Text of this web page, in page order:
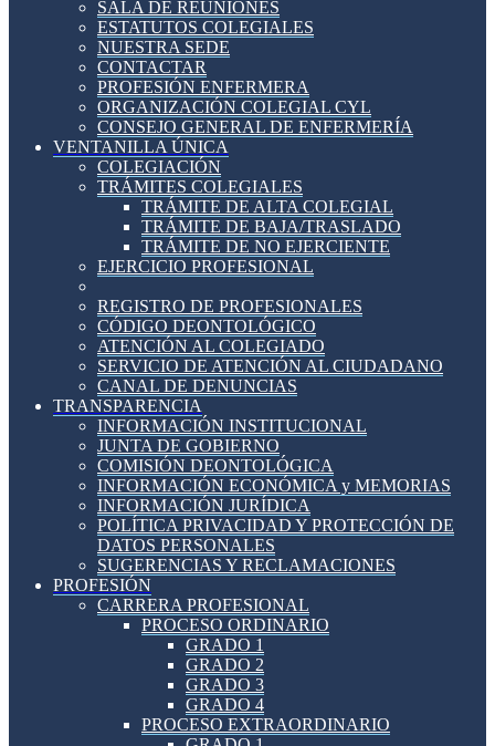
SALA DE REUNIONES
ESTATUTOS COLEGIALES
NUESTRA SEDE
CONTACTAR
PROFESIÓN ENFERMERA
ORGANIZACIÓN COLEGIAL CYL
CONSEJO GENERAL DE ENFERMERÍA
VENTANILLA ÚNICA
COLEGIACIÓN
TRÁMITES COLEGIALES
TRÁMITE DE ALTA COLEGIAL
TRÁMITE DE BAJA/TRASLADO
TRÁMITE DE NO EJERCIENTE
EJERCICIO PROFESIONAL
REGISTRO DE PROFESIONALES
CÓDIGO DEONTOLÓGICO
ATENCIÓN AL COLEGIADO
SERVICIO DE ATENCIÓN AL CIUDADANO
CANAL DE DENUNCIAS
TRANSPARENCIA
INFORMACIÓN INSTITUCIONAL
JUNTA DE GOBIERNO
COMISIÓN DEONTOLÓGICA
INFORMACIÓN ECONÓMICA y MEMORIAS
INFORMACIÓN JURÍDICA
POLÍTICA PRIVACIDAD Y PROTECCIÓN DE
DATOS PERSONALES
SUGERENCIAS Y RECLAMACIONES
PROFESIÓN
CARRERA PROFESIONAL
PROCESO ORDINARIO
GRADO 1
GRADO 2
GRADO 3
GRADO 4
PROCESO EXTRAORDINARIO